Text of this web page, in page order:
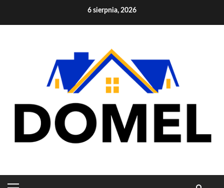
6 sierpnia, 2026